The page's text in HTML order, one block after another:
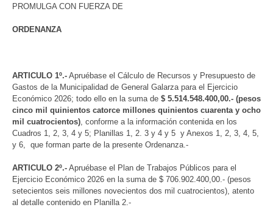
PROMULGA CON FUERZA DE
ORDENANZA
ARTICULO 1º.- Apruébase el Cálculo de Recursos y Presupuesto de
Gastos de la Municipalidad de General Galarza para el Ejercicio
Económico 2026; todo ello en la suma de $ 5.514.548.400,00.- (pesos
cinco mil quinientos catorce millones quinientos cuarenta y ocho
mil cuatrocientos), conforme a la información contenida en los
Cuadros 1, 2, 3, 4 y 5; Planillas 1, 2. 3 y 4 y 5 y Anexos 1, 2, 3, 4, 5,
y 6, que forman parte de la presente Ordenanza.-
ARTICULO 2º.- Apruébase el Plan de Trabajos Públicos para el
Ejercicio Económico 2026 en la suma de $ 706.902.400,00.- (pesos
setecientos seis millones novecientos dos mil cuatrocientos), atento
al detalle contenido en Planilla 2.-